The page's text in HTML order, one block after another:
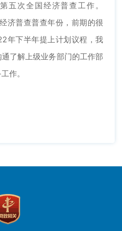
五次全国经济普查工作。
济普查普查年份，前期的很
年下半年提上计划议程，我
了解上级业务部门的工作部
作。